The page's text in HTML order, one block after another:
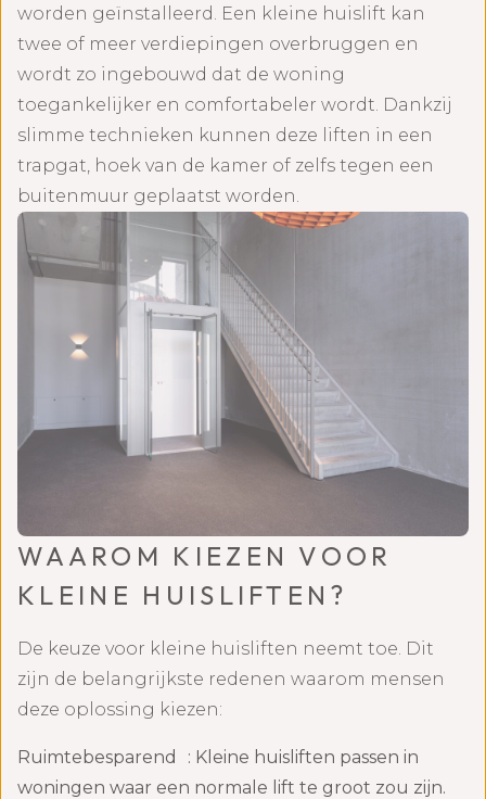
worden geïnstalleerd. Een kleine huislift kan
twee of meer verdiepingen overbruggen en
wordt zo ingebouwd dat de woning
toegankelijker en comfortabeler wordt. Dankzij
slimme technieken kunnen deze liften in een
trapgat, hoek van de kamer of zelfs tegen een
buitenmuur geplaatst worden.
WAAROM KIEZEN VOOR
KLEINE HUISLIFTEN?
De keuze voor kleine huisliften neemt toe. Dit
zijn de belangrijkste redenen waarom mensen
deze oplossing kiezen:
Ruimtebesparend : Kleine huisliften passen in
woningen waar een normale lift te groot zou zijn.